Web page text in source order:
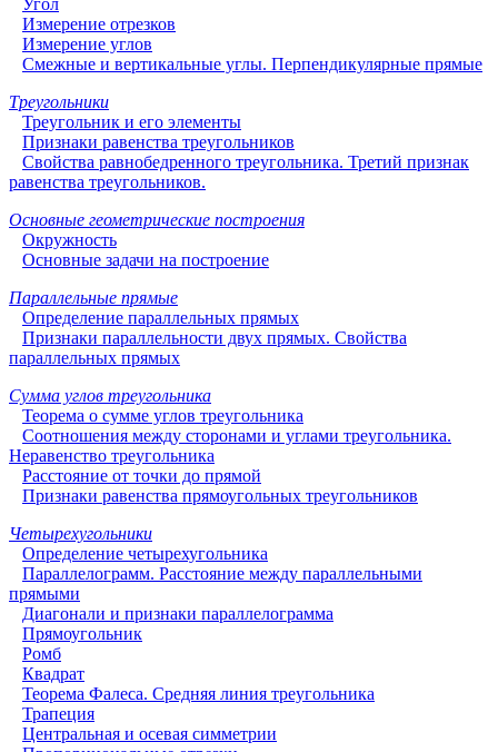
Измерение отрезков
Измерение углов
Смежные и вертикальные углы. Перпендикулярные прямые
Треугольники
Треугольник и его элементы
Признаки равенства треугольников
Свойства равнобедренного треугольника. Третий признак
равенства треугольников.
Основные геометрические построения
Окружность
Основные задачи на построение
Параллельные прямые
Определение параллельных прямых
Признаки параллельности двух прямых. Свойства
параллельных прямых
Сумма углов треугольника
Теорема о сумме углов треугольника
Соотношения между сторонами и углами треугольника.
Неравенство треугольника
Расстояние от точки до прямой
Признаки равенства прямоугольных треугольников
Четырехугольники
Определение четырехугольника
Параллелограмм. Расстояние между параллельными
прямыми
Диагонали и признаки параллелограмма
Прямоугольник
Ромб
Квадрат
Теорема Фалеса. Средняя линия треугольника
Трапеция
Центральная и осевая симметрии